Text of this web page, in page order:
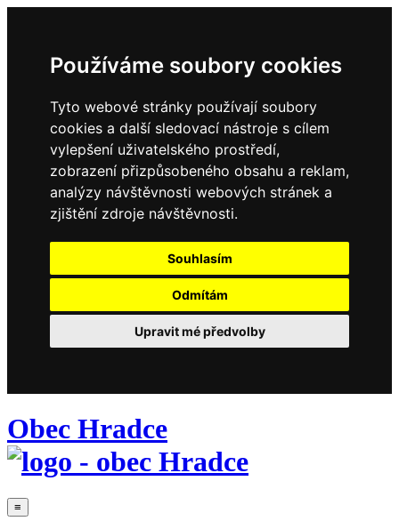
Používáme soubory cookies
Tyto webové stránky používají soubory
cookies a další sledovací nástroje s cílem
vylepšení uživatelského prostředí,
zobrazení přizpůsobeného obsahu a reklam,
analýzy návštěvnosti webových stránek a
zjištění zdroje návštěvnosti.
Souhlasím
Odmítám
Upravit mé předvolby
Obec Hradce
≡